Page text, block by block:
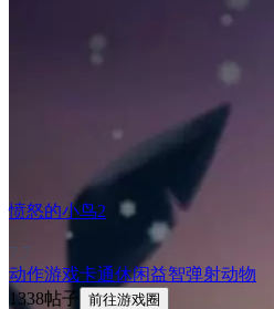
愤怒的小鸟2
7.7
动作游戏卡通休闲益智弹射动物
1338帖子
前往游戏圈